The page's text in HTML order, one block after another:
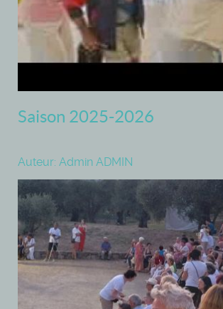
Saison 2025-2026
Auteur: Admin ADMIN